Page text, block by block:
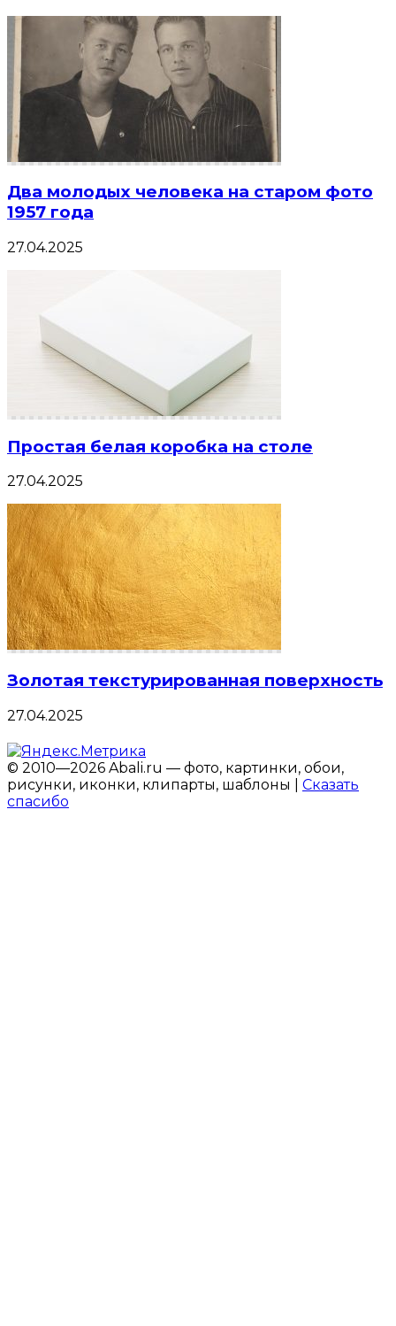
Два молодых человека на старом фото
1957 года
27.04.2025
Простая белая коробка на столе
27.04.2025
Золотая текстурированная поверхность
27.04.2025
© 2010—2026 Abali.ru — фото, картинки, обои,
рисунки, иконки, клипарты, шаблоны | Сказать
спасибо